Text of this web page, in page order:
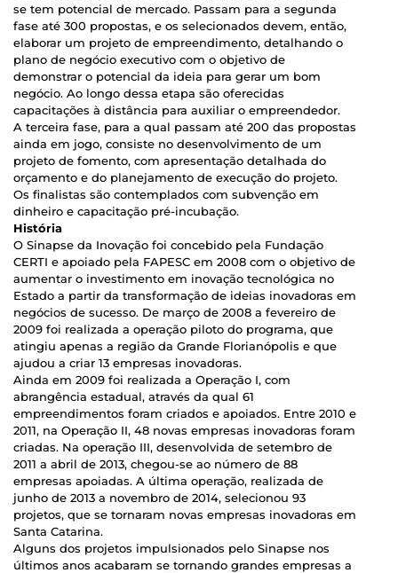
se tem potencial de mercado. Passam para a segunda
fase até 300 propostas, e os selecionados devem, então,
elaborar um projeto de empreendimento, detalhando o
plano de negócio executivo com o objetivo de
demonstrar o potencial da ideia para gerar um bom
negócio. Ao longo dessa etapa são oferecidas
capacitações à distância para auxiliar o empreendedor.
A terceira fase, para a qual passam até 200 das propostas
ainda em jogo, consiste no desenvolvimento de um
projeto de fomento, com apresentação detalhada do
orçamento e do planejamento de execução do projeto.
Os finalistas são contemplados com subvenção em
dinheiro e capacitação pré-incubação.
História
O Sinapse da Inovação foi concebido pela Fundação
CERTI e apoiado pela FAPESC em 2008 com o objetivo de
aumentar o investimento em inovação tecnológica no
Estado a partir da transformação de ideias inovadoras em
negócios de sucesso. De março de 2008 a fevereiro de
2009 foi realizada a operação piloto do programa, que
atingiu apenas a região da Grande Florianópolis e que
ajudou a criar 13 empresas inovadoras.
Ainda em 2009 foi realizada a Operação I, com
abrangência estadual, através da qual 61
empreendimentos foram criados e apoiados. Entre 2010 e
2011, na Operação II, 48 novas empresas inovadoras foram
criadas. Na operação III, desenvolvida de setembro de
2011 a abril de 2013, chegou-se ao número de 88
empresas apoiadas. A última operação, realizada de
junho de 2013 a novembro de 2014, selecionou 93
projetos, que se tornaram novas empresas inovadoras em
Santa Catarina.
Alguns dos projetos impulsionados pelo Sinapse nos
últimos anos acabaram se tornando grandes empresas a